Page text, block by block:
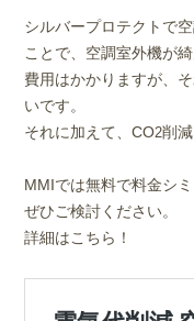
シルバープロテクトで
ことで、空調室外機が
費用はかかりますが、
いです。
それに加えて、CO2削
MMIでは無料で料金シ
ぜひご検討ください。
詳細はこちら！